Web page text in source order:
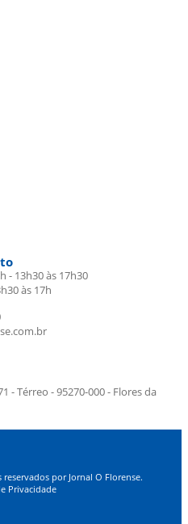
- 13h30 às 17h30
às 17h
- Térreo - 95270-000 - Flores da
por Jornal O Florense.
Privacidade